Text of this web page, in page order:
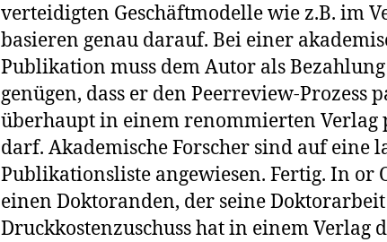
verteidigten Geschäftmodelle wie z.B. im
basieren genau darauf. Bei einer
Publikation muss dem Autor als
genügen, dass er den Peerreview-Prozess
überhaupt in einem renommierten Verlag
darf. Akademische Forscher sind auf eine
Publikationsliste angewiesen. Fertig. In or
einen Doktoranden, der seine
Druckkostenzuschuss hat in einem Verlag